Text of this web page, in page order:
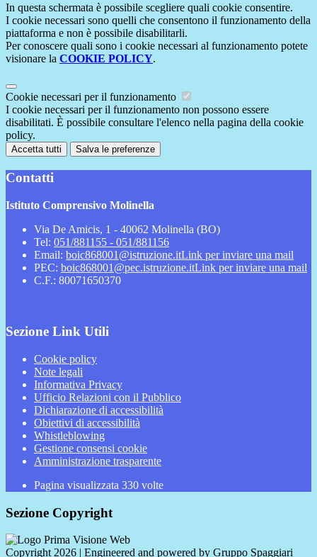
In questa schermata è possibile scegliere quali cookie consentire.
I cookie necessari sono quelli che consentono il funzionamento della
piattaforma e non è possibile disabilitarli.
Per conoscere quali sono i cookie necessari al funzionamento potete
visionare la COOKIE POLICY.
Cookie necessari per il funzionamento
I cookie necessari per il funzionamento non possono essere
disabilitati. È possibile consultare l'elenco nella pagina della cookie
policy.
Accetta tutti Salva le preferenze
Contatti
Istituto Comprensivo Molinella
Via De Amicis, 1 - 40062 Molinella (BO)
Tel: 051/881155 - 051/881156
Email: boic868001@istruzione.itLink per inviare una mail
PEC: boic868001@pec.istruzione.itLink per inviare una mail
C.F.: 80071650370
Sezione Link Utili
Cookie policy
Note legali
Informativa Privacy
Ufficio Relazioni con il Pubblico
Dichiarazione di accessibilità
Obiettivi di accessibilità
Whistleblowing
Gestione consensi cookie
Amministrazione trasparente
Pagina visualizzata 330 volte
Sezione Copyright
Copyright 2026 | Engineered and powered by Gruppo Spaggiari